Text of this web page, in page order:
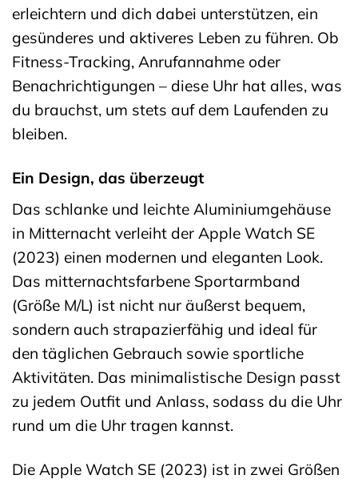
erleichtern und dich dabei unterstützen, ein
gesünderes und aktiveres Leben zu führen. Ob
Fitness-Tracking, Anrufannahme oder
Benachrichtigungen – diese Uhr hat alles, was
du brauchst, um stets auf dem Laufenden zu
bleiben.
Ein Design, das überzeugt
Das schlanke und leichte Aluminiumgehäuse
in Mitternacht verleiht der Apple Watch SE
(2023) einen modernen und eleganten Look.
Das mitternachtsfarbene Sportarmband
(Größe M/L) ist nicht nur äußerst bequem,
sondern auch strapazierfähig und ideal für
den täglichen Gebrauch sowie sportliche
Aktivitäten. Das minimalistische Design passt
zu jedem Outfit und Anlass, sodass du die Uhr
rund um die Uhr tragen kannst.
Die Apple Watch SE (2023) ist in zwei Größen